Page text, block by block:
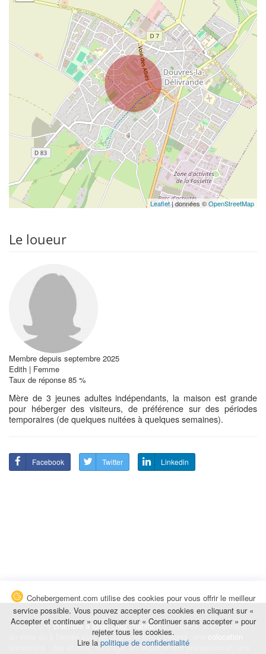
Leaflet| données ©OpenStreetMap
Le loueur
Membre depuis septembre 2025
Edith | Femme
Taux de réponse 85 %
Mère de 3 jeunes adultes indépendants, la maison est grande
pour héberger des visiteurs, de préférence sur des périodes
temporaires (de quelques nuitées à quelques semaines).
Facebook Twitter Linkedin
Trouvez unechambre à louer chez l'habitantà la nuitée, à la semaine,
au mois ou à l'année pour de courts et longs séjours, une
temporaire : des études, un stage, un déplacement professionnel, une
Cohebergement.com utilise des cookies pour vous offrir le meilleur
service possible. Vous pouvez accepter ces cookies en cliquant sur «
Accepter et continuer » ou cliquer sur « Continuer sans accepter » pour
rejeter tous les cookies.
Lire la politique de confidentialité